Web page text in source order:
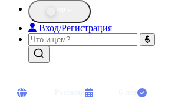
Вход/Регистрация